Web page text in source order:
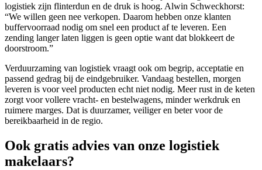
logistiek zijn flinterdun en de druk is hoog. Alwin Schweckhorst:
“We willen geen nee verkopen. Daarom hebben onze klanten
buffervoorraad nodig om snel een product af te leveren. Een
zending langer laten liggen is geen optie want dat blokkeert de
doorstroom.”
Verduurzaming van logistiek vraagt ook om begrip, acceptatie en
passend gedrag bij de eindgebruiker. Vandaag bestellen, morgen
leveren is voor veel producten echt niet nodig. Meer rust in de keten
zorgt voor vollere vracht- en bestelwagens, minder werkdruk en
ruimere marges. Dat is duurzamer, veiliger en beter voor de
bereikbaarheid in de regio.
Ook gratis advies van onze logistiek
makelaars?